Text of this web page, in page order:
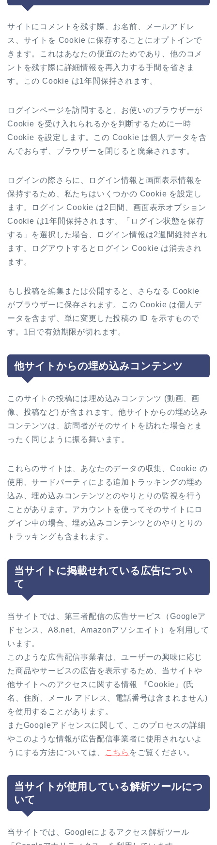
サイトにコメントを残す際、お名前、メールアドレ
ス、サイトを Cookie に保存することにオプトインで
きます。これはあなたの便宜のためであり、他のコメ
ントを残す際に詳細情報を再入力する手間を省きま
す。この Cookie は1年間保持されます。
ログインページを訪問すると、お使いのブラウザーが
Cookie を受け入れられるかを判断するために一時
Cookie を設定します。この Cookie は個人データを含
んでおらず、ブラウザーを閉じると廃棄されます。
ログインの際さらに、ログイン情報と画面表示情報を
保持するため、私たちはいくつかの Cookie を設定し
ます。ログイン Cookie は2日間、画面表示オプション
Cookie は1年間保持されます。「ログイン状態を保存
する」を選択した場合、ログイン情報は2週間維持され
ます。ログアウトするとログイン Cookie は消去され
ます。
もし投稿を編集または公開すると、さらなる Cookie
がブラウザーに保存されます。この Cookie は個人デ
ータを含まず、単に変更した投稿の ID を示すもので
す。1日で有効期限が切れます。
他サイトからの埋め込みコンテンツ
このサイトの投稿には埋め込みコンテンツ (動画、画
像、投稿など) が含まれます。他サイトからの埋め込み
コンテンツは、訪問者がそのサイトを訪れた場合とま
ったく同じように振る舞います。
これらのサイトは、あなたのデータの収集、Cookie の
使用、サードパーティによる追加トラッキングの埋め
込み、埋め込みコンテンツとのやりとりの監視を行う
ことがあります。アカウントを使ってそのサイトにロ
グイン中の場合、埋め込みコンテンツとのやりとりの
トラッキングも含まれます。
当サイトに掲載せれている広告につい
て
当サイトでは、第三者配信の広告サービス（Googleア
ドセンス、A8.net、Amazonアソシエイト）を利用して
います。
このような広告配信事業者は、ユーザーの興味に応じ
た商品やサービスの広告を表示するため、当サイトや
他サイトへのアクセスに関する情報 『Cookie』(氏
名、住所、メール アドレス、電話番号は含まれません)
を使用することがあります。
またGoogleアドセンスに関して、このプロセスの詳細
やこのような情報が広告配信事業者に使用されないよ
うにする方法については、
こちら をご覧ください。
当サイトが使用している解析ツールにつ
いて
当サイトでは、Googleによるアクセス解析ツール